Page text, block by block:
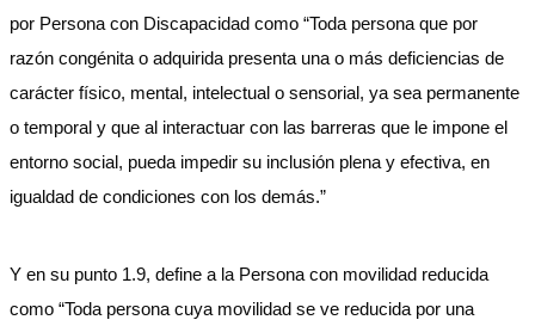
por Persona con Discapacidad como “Toda persona que por
razón congénita o adquirida presenta una o más deficiencias de
carácter físico, mental, intelectual o sensorial, ya sea permanente
o temporal y que al interactuar con las barreras que le impone el
entorno social, pueda impedir su inclusión plena y efectiva, en
igualdad de condiciones con los demás.”
Y en su punto 1.9, define a la Persona con movilidad reducida
como “Toda persona cuya movilidad se ve reducida por una